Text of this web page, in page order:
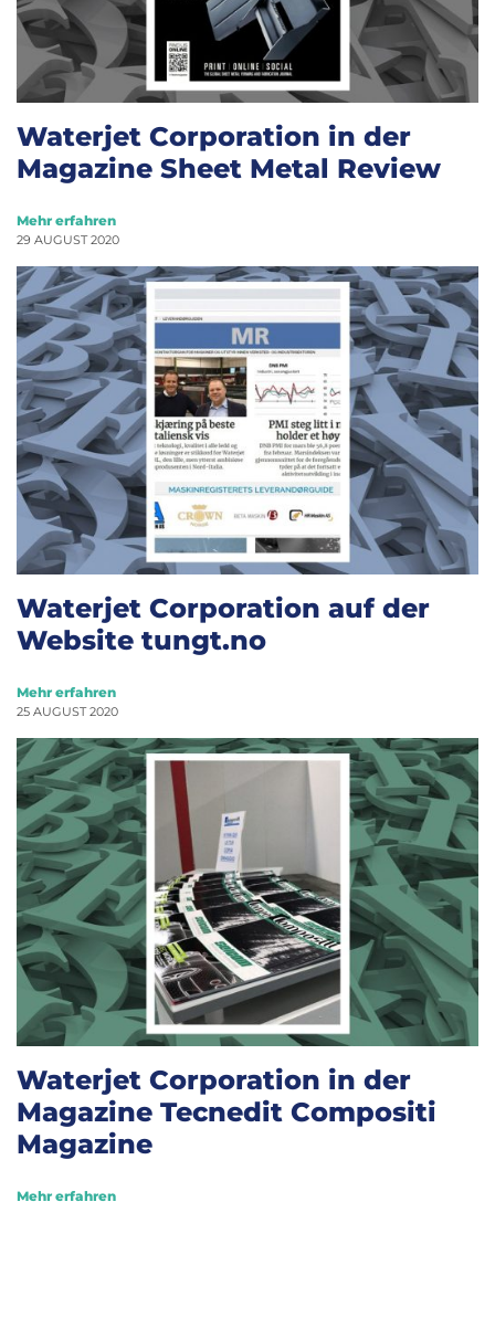
Waterjet Corporation in der
Magazine Sheet Metal Review
Mehr erfahren
29 AUGUST 2020
Waterjet Corporation auf der
Website tungt.no
Mehr erfahren
25 AUGUST 2020
Waterjet Corporation in der
Magazine Tecnedit Compositi
Magazine
Mehr erfahren